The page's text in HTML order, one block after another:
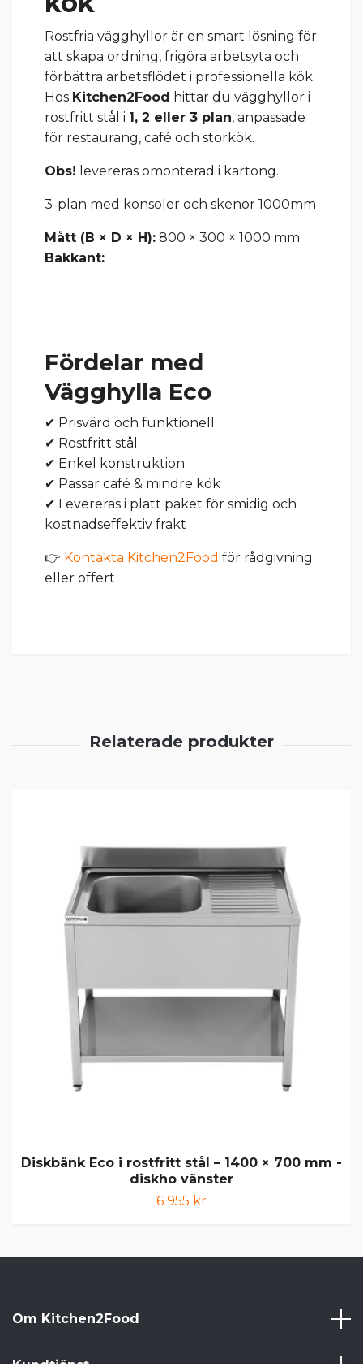
Rostfria vägghyllor är en smart lösning för
att skapa ordning, frigöra arbetsyta och
förbättra arbetsflödet i professionella kök.
Hos Kitchen2Food hittar du vägghyllor i
rostfritt stål i 1, 2 eller 3 plan, anpassade
för restaurang, café och storkök.
Obs! levereras omonterad i kartong.
3-plan med konsoler och skenor 1000mm
Mått (B × D × H): 800 × 300 × 1000 mm
Bakkant:
Fördelar med
Vägghylla Eco
✔ Prisvärd och funktionell
✔ Rostfritt stål
✔ Enkel konstruktion
✔ Passar café & mindre kök
✔ Levereras i platt paket för smidig och
kostnadseffektiv frakt
👉 Kontakta Kitchen2Food för rådgivning
eller offert
Diskbänk Eco i rostfritt stål – 1400 × 700 mm -
diskho vänster
6 955 kr
Om Kitchen2Food